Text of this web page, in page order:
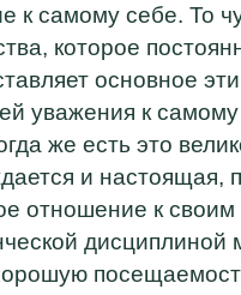
к самому себе. То
которое
основное
уважения к
же есть это
и настоящая,
отношение к
дисциплиной